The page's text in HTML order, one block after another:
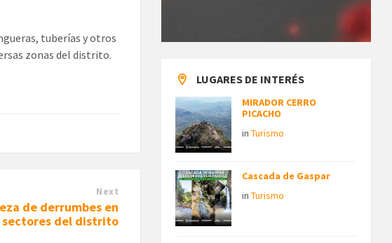
tuberías y otros
zonas del distrito.​
Next
de derrumbes en
del distrito
LUGARES DE INTERÉS
MIRADOR CERRO
PICACHO
inTurismo
Cascada de Gaspar
inTurismo